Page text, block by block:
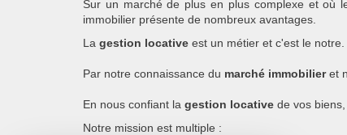
Sur un marché de plus en plus complexe et où
immobilier présente de nombreux avantages.
La gestion locative est un métier et c'est le notre.
Par notre connaissance du marché immobilieret
En nous confiant la gestion locative de vos
Notre mission est multiple :